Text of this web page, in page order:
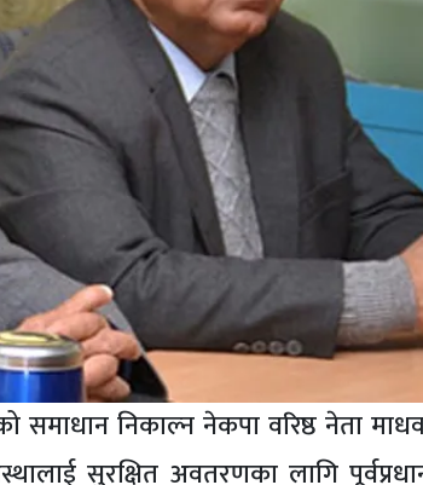
समाधान निकाल्न नेकपा वरिष्ठ नेता
सुरक्षित अवतरणका लागि